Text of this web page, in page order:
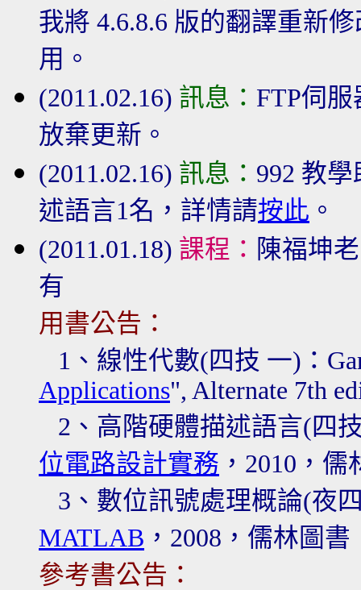
我將 4.6.8.6 版的翻譯重新
用。
(2011.02.16) 訊息： FTP伺
放棄更新。
(2011.02.16) 訊息： 992 教學
述語言1名，詳情請按此 。
(2011.01.18) 課程： 陳福坤
有
用書公告：
1、 線性代數(四技 一)：
Applications", Alternate 7th
2 、高階硬體描述語言(四
位電路設計實務 ，2010，儒
3、 數位訊號處理概論(夜
MATLAB ，2008，儒林圖書
參考書公告：